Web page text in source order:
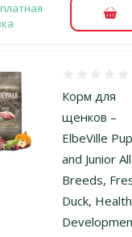
В
Корм для
щенков –
ElbeVille
and Junior All
Breeds,
Duck,